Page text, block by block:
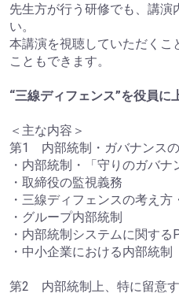
先生方が行う研修でも、講演
い。
本講演を視聴していただくこ
こともできます。
“三線ディフェンス”を役員に
＜主な内容＞
第1 内部統制・ガバナンス
・内部統制・「守りのガバナ
・取締役の監視義務
・三線ディフェンスの考え方
・グループ内部統制
・内部統制システムに関する
・中小企業における内部統制
第2 内部統制上、特に留意